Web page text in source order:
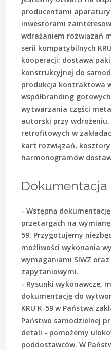
producentami
inwestorami
wdrażaniem rozwiązań
serii kompatybilnych
kooperacji: dostawa
konstrukcyjnej do
produkcja kontraktowa
współbranding
wytwarzania części
autorski przy
retrofitowych w
kart rozwiązań,
harmonogramów
Dokumentacja
- Wstępną
przetargach na wymianę
59. Przygotujemy
możliwości wykonania
wymaganiami SIWZ
zapytaniowymi.
- Rysunki wykonawcze,
dokumentację do
KRU K-59 w Państwa
Państwo samodzielnej
detali - pomożemy
poddostawców. W